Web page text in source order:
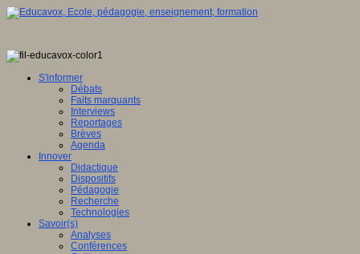
S'informer
Débats
Faits marquants
Interviews
Reportages
Brèves
Agenda
Innover
Didactique
Dispositifs
Pédagogie
Recherche
Technologies
Savoir(s)
Analyses
Conférences